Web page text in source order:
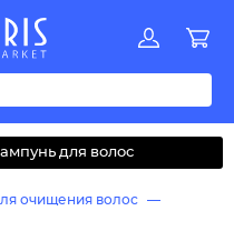
WYZАБВДЗИМОКЛНПРСТУФ
для волос
очищения волос